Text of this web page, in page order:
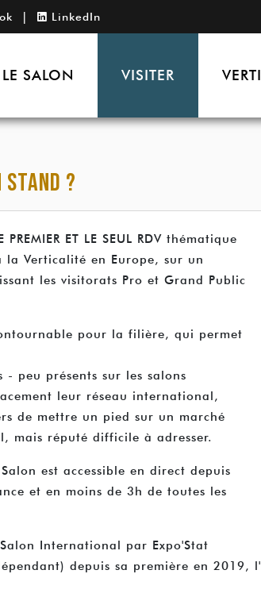
| LinkedIn
LE SALON VISITER
STAND ?
ET LE SEUL RDV thématique
la Verticalité en Europe, sur un
les visitorats Pro et Grand Public
pour la filière, qui permet
peu présents sur les salons
leur réseau international,
de mettre un pied sur un marché
mais réputé difficile à adresser.
est accessible en direct depuis
et en moins de 3h de toutes les
International par Expo'Stat
depuis sa première en 2019,